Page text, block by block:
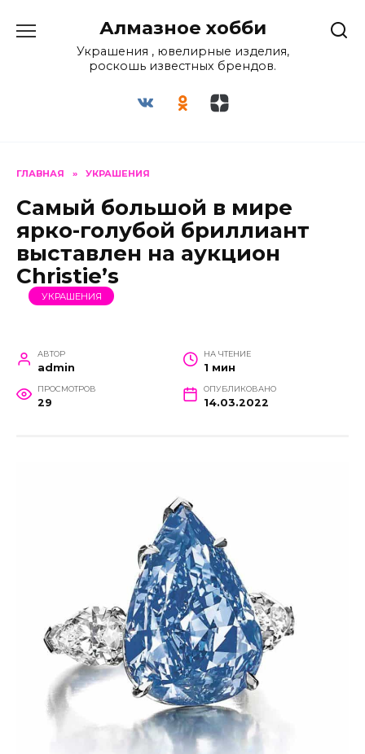
содержанию
Алмазное хобби
Украшения , ювелирные изделия,
роскошь известных брендов.
ГЛАВНАЯ » УКРАШЕНИЯ
Самый большой в мире
ярко-голубой бриллиант
выставлен на аукцион
Christie’s
УКРАШЕНИЯ
АВТОР
admin
НА ЧТЕНИЕ
1 мин
ПРОСМОТРОВ
29
ОПУБЛИКОВАНО
14.03.2022